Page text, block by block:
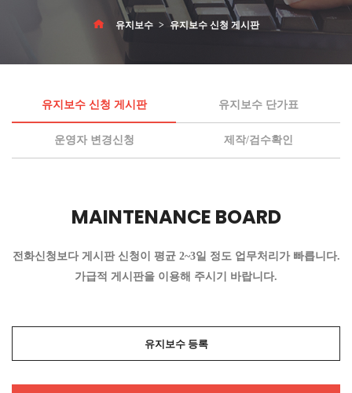
유지보수 유지보수 신청 게시판
유지보수 신청 게시판 유지보수 단가표
운영자 변경신청 제작/검수확인
MAINTENANCE BOARD
전화신청보다 게시판 신청이 평균 2~3일 정도 업무처리가 빠릅니다.
가급적 게시판을 이용해 주시기 바랍니다.
유지보수 등록